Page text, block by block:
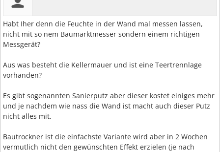
Habt Iher denn die Feuchte in der Wand mal messen lassen,
nicht mit so nem Baumarktmesser sondern einem richtigen
Messgerät?
Aus was besteht die Kellermauer und ist eine Teertrennlage
vorhanden?
Es gibt sogenannten Sanierputz aber dieser kostet einiges mehr
und je nachdem wie nass die Wand ist macht auch dieser Putz
nicht alles mit.
Bautrockner ist die einfachste Variante wird aber in 2 Wochen
vermutlich nicht den gewünschten Effekt erzielen (je nach